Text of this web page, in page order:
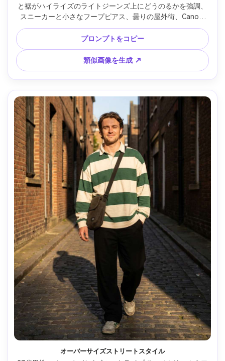
と裾がハイライズのライトジーンズ上にどうのるかを強調、
スニーカーと小さなフープピアス、曇りの屋外街、Canon
R6、35mm f/2、ややローアングル、自然な影、リアルなニ
ット感、自信ある雰囲気 --ar 4:5
プロンプトをコピー
類似画像を生成 ↗
オーバーサイズストリートスタイル